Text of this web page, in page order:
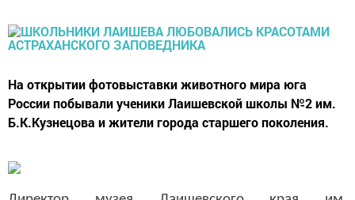
На открытии фотовыставки животного мира юга
России побывали ученики Лаишевской школы №2 им.
Б.К.Кузнецова и жители города старшего поколения.